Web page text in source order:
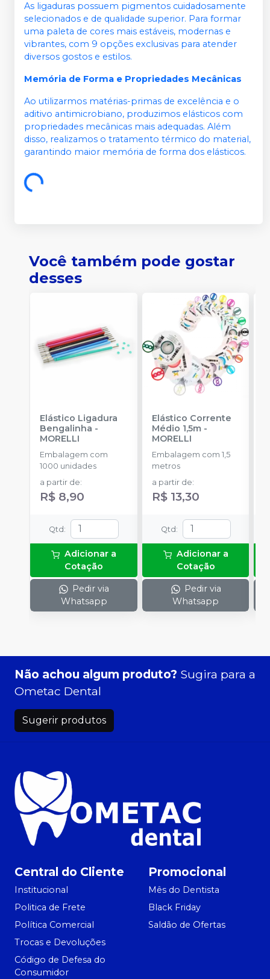
As ligaduras possuem pigmentos cuidadosamente
selecionados e de qualidade superior. Para formar
uma paleta de cores mais estáveis, modernas e
vibrantes, com 9 opções exclusivas para atender
diversos gostos e estilos.
Memória de Forma e Propriedades Mecânicas
Ao utilizarmos matérias-primas de excelência e o
aditivo antimicrobiano, produzimos elásticos com
propriedades mecânicas mais adequadas. Além
disso, realizamos o tratamento térmico do material,
garantindo maior memória de forma dos elásticos.
Você também pode gostar
desses
Elástico Ligadura
Bengalinha -
MORELLI
Embalagem com
1000 unidades
a partir de:
R$ 8,90
Qtd :
Adicionar a
Cotação
Pedir via
Whatsapp
Elástico Corrente
Médio 1,5m-
MORELLI
Embalagem com 1,5
metros
a partir de:
R$ 13,30
Qtd :
Adicionar a
Cotação
Pedir via
Whatsapp
Não achou algum produto? Sugira para a
Ometac Dental
Sugerir produtos
Central do Cliente
Institucional
Politica de Frete
Política Comercial
Trocas e Devoluções
Código de Defesa do
Consumidor
Promocional
Mês do Dentista
Black Friday
Saldão de Ofertas